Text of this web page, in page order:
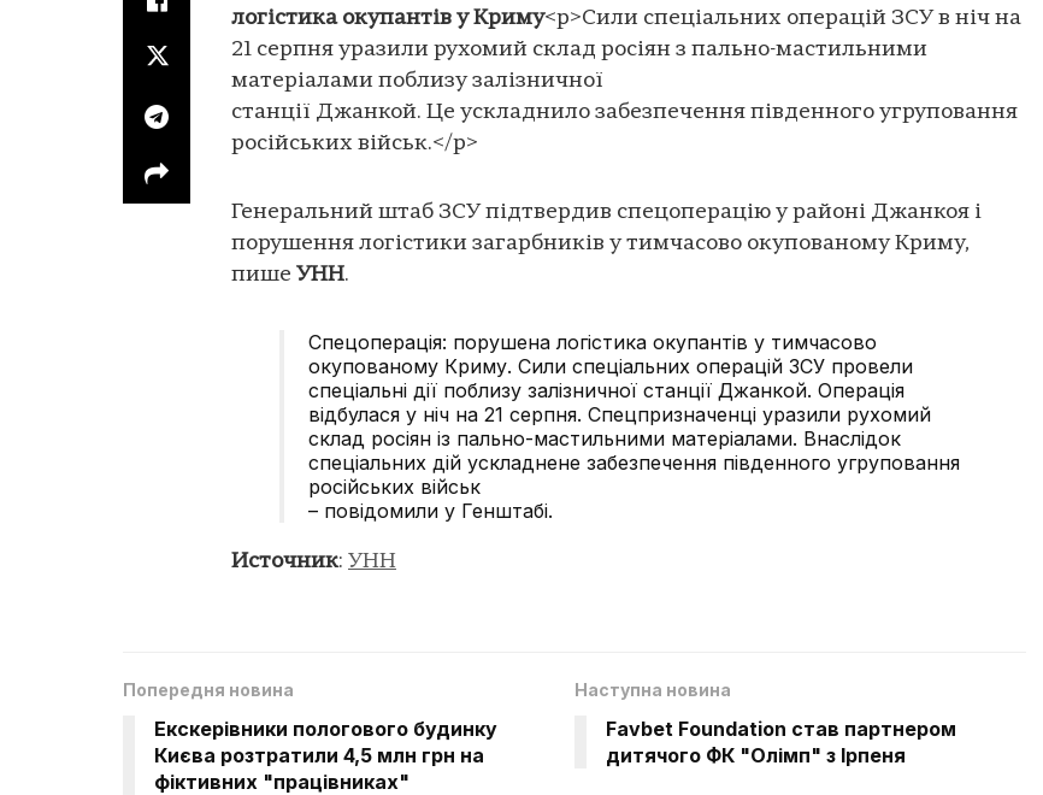
логістика окупантів у Криму<p>Сили спеціальних операцій ЗСУ в ніч на
21 серпня уразили рухомий склад росіян з пально-мастильними
матеріалами поблизу залізничної
станції Джанкой. Це ускладнило забезпечення південного угруповання
російських військ.</p>
Генеральний штаб ЗСУ підтвердив спецоперацію у районі Джанкоя і
порушення логістики загарбників у тимчасово окупованому Криму,
пише УНН.
Спецоперація: порушена логістика окупантів у тимчасово
окупованому Криму. Сили спеціальних операцій ЗСУ провели
спеціальні дії поблизу залізничної станції Джанкой. Операція
відбулася у ніч на 21 серпня. Спецпризначенці уразили рухомий
склад росіян із пально-мастильними матеріалами. Внаслідок
спеціальних дій ускладнене забезпечення південного угруповання
російських військ
– повідомили у Генштабі.
Источник: УНН
Попередня новина
Екскерівники пологового будинку
Києва розтратили 4,5 млн грн на
фіктивних "працівниках"
Наступна новина
Favbet Foundation став партнером
дитячого ФК "Олімп" з Ірпеня